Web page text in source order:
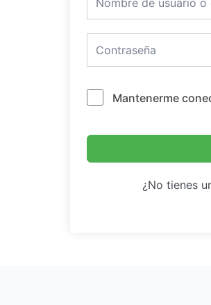
Mantenerme
¿No tienes